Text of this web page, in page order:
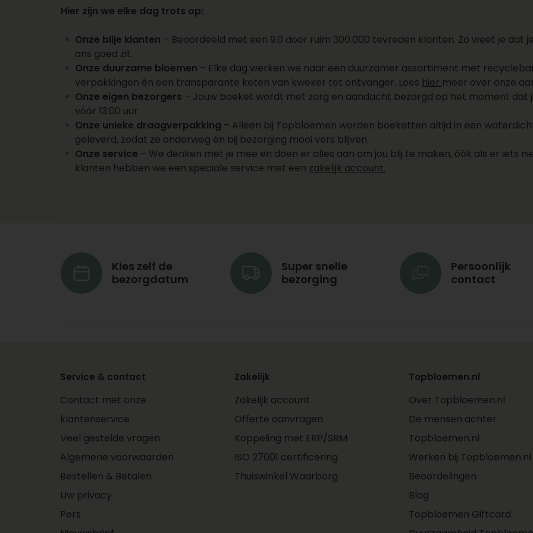
Hier zijn we elke dag trots op:
Onze blije klanten – Beoordeeld met een 9.0 door ruim 300.000 tevreden klanten. Zo weet je dat
ons goed zit.
Onze duurzame bloemen – Elke dag werken we naar een duurzamer assortiment met
verpakkingen én een transparante keten van kweker tot ontvanger. Lees hier meer over onze
Onze eigen bezorgers – Jouw boeket wordt met zorg en aandacht bezorgd op het moment dat
vóór 13:00 uur.
Onze unieke draagverpakking – Alleen bij Topbloemen worden boeketten altijd in een
geleverd, zodat ze onderweg én bij bezorging mooi vers blijven.
Onze service – We denken met je mee en doen er alles aan om jou blij te maken, óók als er iets
klanten hebben we een speciale service met een zakelijk account.
Kies zelf de
bezorgdatum
Super snelle
bezorging
Persoonlijk
contact
Service & contact
Contact met onze
klantenservice
Veel gestelde vragen
Algemene voorwaarden
Bestellen & Betalen
Uw privacy
Pers
Zakelijk
Zakelijk account
Offerte aanvragen
Koppeling met ERP/SRM
ISO 27001 certificering
Thuiswinkel Waarborg
Topbloemen.nl
Over Topbloemen.nl
De mensen achter
Topbloemen.nl
Werken bij Topbloemen.nl
Beoordelingen
Blog
Topbloemen Giftcard